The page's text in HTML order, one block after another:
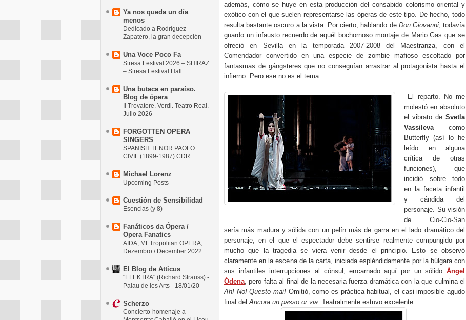
Ya nos queda un día
menos
Dedicado a Rodríguez
Zapatero, la gran decepción
Una Voce Poco Fa
Stresa Festival 2026 – SHIRAZ
– Stresa Festival Hall
Una butaca en paraíso.
Blog de ópera
Il Trovatore. Verdi. Teatro Real.
Julio 2026
FORGOTTEN OPERA
SINGERS
SPANISH TENOR PAOLO
CIVIL (1899-1987) CDR
Michael Lorenz
Upcoming Posts
Cuestión de Sensibilidad
Esencias (y 8)
Fanáticos da Ópera /
Opera Fanatics
AIDA, METropolitan OPERA,
Dezembro / December 2022
El Blog de Atticus
"ELEKTRA" (Richard Strauss) -
Palau de les Arts - 18/01/20
Scherzo
Concierto-homenaje a
además, cómo se huye en esta producción del consabido colorismo oriental y
exótico con el que suelen representarse las óperas de este tipo. De hecho, todo
resulta bastante oscuro a la vista. Por cierto, hablando de Don Giovanni, todavía
guardo un infausto recuerdo de aquél bochornoso montaje de Mario Gas que se
ofreció en Sevilla en la temporada 2007-2008 del Maestranza, con el
Comendador convertido en una especie de zombie mafioso escoltado por
fantasmas de gángsteres que no conseguían arrastrar al protagonista hasta el
infierno. Pero ese no es el tema.
El reparto. No me
molestó en absoluto
el vibrato de Svetla
Vassilevacomo
Butterfly (así lo he
leído en alguna
crítica de otras
funciones), que
incidió sobre todo
en la faceta infantil
y cándida del
personaje. Su visión
de Cio-Cio-San
sería más madura y sólida con un pelín más de garra en el lado dramático del
personaje, en el que el espectador debe sentirse realmente compungido por
mucho que la tragedia se viera venir desde el principio. Esto se observó
claramente en la escena de la carta, iniciada espléndidamente por la búlgara con
sus infantiles interrupciones al cónsul, encarnado aquí por un sólido Ángel
Ódena, pero falta al final de la necesaria fuerza dramática con la que culmina el
Ah! No! Questo mai! Omitió, como es práctica habitual, el casi imposible agudo
final delAncora un passo or via. Teatralmente estuvo excelente.